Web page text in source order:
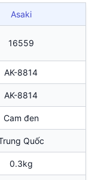
Asaki
16559
AK-8814
AK-8814
Cam đen
Quốc
0.3kg